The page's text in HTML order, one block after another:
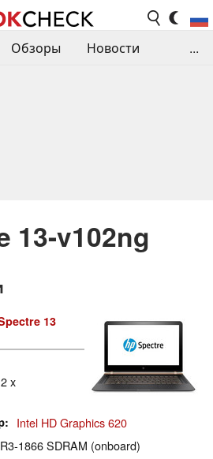
Обзоры
Новости
...
13-v102ng
13
x
Intel HD Graphics 620
1866 SDRAM (onboard)